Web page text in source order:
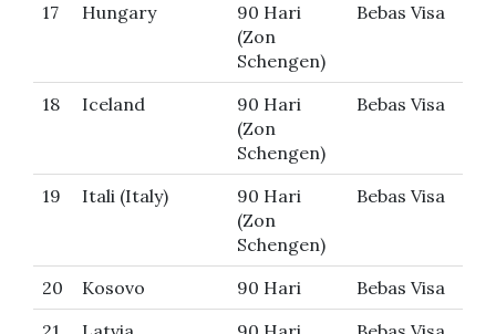
17 Hungary
90 Hari
(Zon
Schengen)
Bebas Visa
18 Iceland
90 Hari
(Zon
Schengen)
Bebas Visa
19 Itali (Italy)
90 Hari
(Zon
Schengen)
Bebas Visa
20 Kosovo 90 Hari
Bebas Visa